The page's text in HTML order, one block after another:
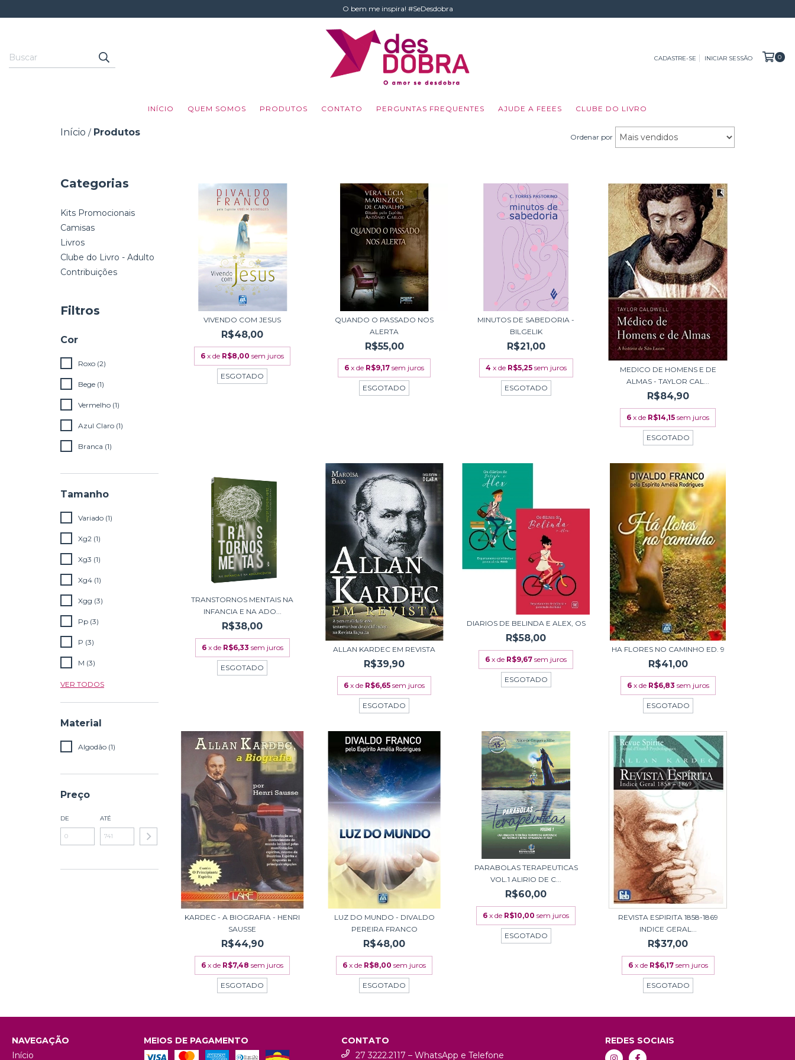
O bem me inspira! #SeDesdobra
CADASTRE-SE INICIAR SESSÃO 0
INÍCIO QUEM SOMOS PRODUTOS CONTATO PERGUNTAS FREQUENTES AJUDE A FEEES CLUBE DO LIVRO
Início / Produtos Ordenar por
Categorias
Kits Promocionais
Camisas
Livros
Clube do Livro - Adulto
Contribuições
Filtros
Cor
Roxo (2)
Bege (1)
Vermelho (1)
Azul Claro (1)
Branca (1)
Tamanho
Variado (1)
Xg2 (1)
Xg3 (1)
Xg4 (1)
Xgg (3)
Pp (3)
P (3)
M (3)
VER TODOS
Material
Algodão (1)
Preço
DE ATÉ
VIVENDO COM JESUS
R$48,00
6 x de R$8,00 sem juros
ESGOTADO
QUANDO O PASSADO NOS
ALERTA
R$55,00
6 x de R$9,17 sem juros
ESGOTADO
MINUTOS DE SABEDORIA -
BILGELIK
R$21,00
4 x de R$5,25 sem juros
ESGOTADO
MEDICO DE HOMENS E DE
ALMAS - TAYLOR CAL...
R$84,90
6 x de R$14,15 sem juros
ESGOTADO
TRANSTORNOS MENTAIS NA
INFANCIA E NA ADO...
R$38,00
6 x de R$6,33 sem juros
ESGOTADO
ALLAN KARDEC EM REVISTA
R$39,90
6 x de R$6,65 sem juros
ESGOTADO
DIARIOS DE BELINDA E ALEX, OS
R$58,00
6 x de R$9,67 sem juros
ESGOTADO
HA FLORES NO CAMINHO ED. 9
R$41,00
6 x de R$6,83 sem juros
ESGOTADO
KARDEC - A BIOGRAFIA - HENRI
SAUSSE
R$44,90
6 x de R$7,48 sem juros
ESGOTADO
LUZ DO MUNDO - DIVALDO
PEREIRA FRANCO
R$48,00
6 x de R$8,00 sem juros
ESGOTADO
PARABOLAS TERAPEUTICAS
VOL.1 ALIRIO DE C...
R$60,00
6 x de R$10,00 sem juros
ESGOTADO
REVISTA ESPIRITA 1858-1869
INDICE GERAL...
R$37,00
6 x de R$6,17 sem juros
ESGOTADO
NAVEGAÇÃO
Início
MEIOS DE PAGAMENTO
CONTATO
27 3222.2117 – WhatsApp e Telefone
REDES SOCIAIS